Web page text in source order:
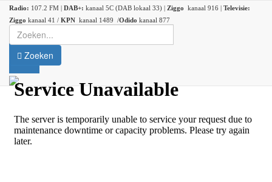
Radio: 107.2 FM | DAB+: kanaal 5C (DAB lokaal 33) | Ziggo kanaal 916 | Televisie:
Ziggo kanaal 41 / KPN kanaal 1489 /Odido kanaal 877
Zoeken